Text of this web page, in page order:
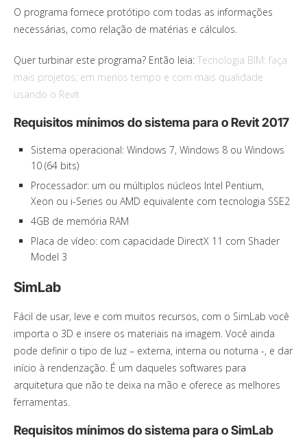
O programa fornece protótipo com todas as informações
necessárias, como relação de matérias e cálculos.
Quer turbinar este programa? Então leia: Tecnologia BIM: faça
mais projetos, em menos tempo e com mais qualidade
usando o Revit
Requisitos mínimos do sistema para o Revit 2017
Sistema operacional: Windows 7, Windows 8 ou Windows
10 (64 bits)
Processador: um ou múltiplos núcleos Intel Pentium,
Xeon ou i-Series ou AMD equivalente com tecnologia SSE2
4GB de memória RAM
Placa de vídeo: com capacidade DirectX 11 com Shader
Model 3
SimLab
Fácil de usar, leve e com muitos recursos, com o SimLab você
importa o 3D e insere os materiais na imagem. Você ainda
pode definir o tipo de luz – externa, interna ou noturna -, e dar
início à renderização. É um daqueles softwares para
arquitetura que não te deixa na mão e oferece as melhores
ferramentas.
Requisitos mínimos do sistema para o SimLab